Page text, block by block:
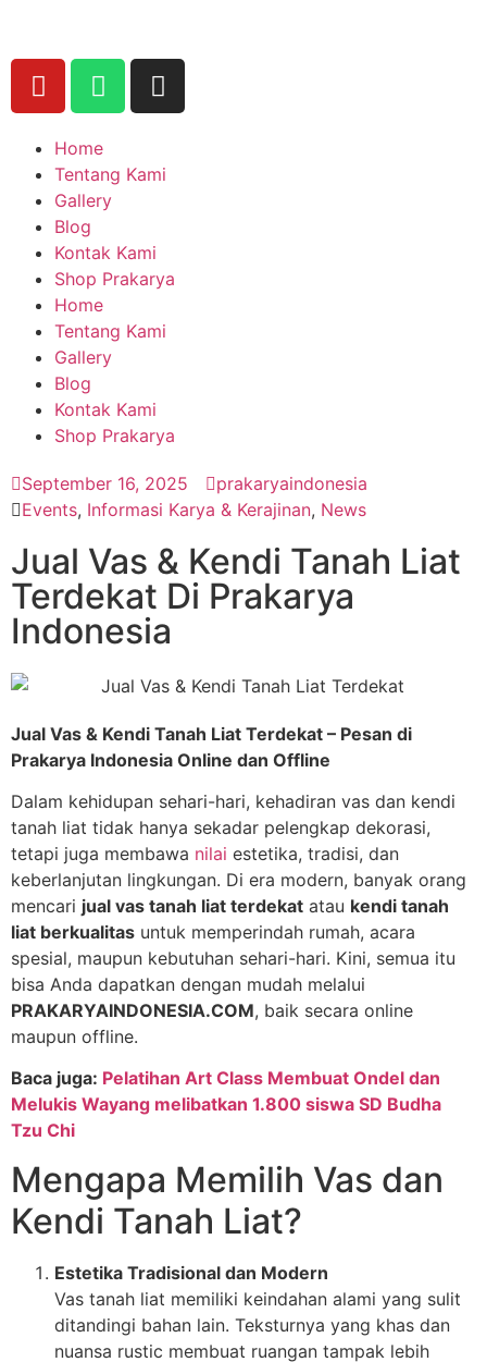
Home
Tentang Kami
Gallery
Blog
Kontak Kami
Shop Prakarya
Home
Tentang Kami
Gallery
Blog
Kontak Kami
Shop Prakarya
September 16, 2025
prakaryaindonesia
Events, Informasi Karya & Kerajinan, News
Jual Vas & Kendi Tanah Liat
Terdekat Di Prakarya
Indonesia
Jual Vas & Kendi Tanah Liat Terdekat – Pesan di
Prakarya Indonesia Online dan Offline
Dalam kehidupan sehari-hari, kehadiran vas dan kendi
tanah liat tidak hanya sekadar pelengkap dekorasi,
tetapi juga membawa nilai estetika, tradisi, dan
keberlanjutan lingkungan. Di era modern, banyak orang
mencari jual vas tanah liat terdekat atau kendi tanah
liat berkualitas untuk memperindah rumah, acara
spesial, maupun kebutuhan sehari-hari. Kini, semua itu
bisa Anda dapatkan dengan mudah melalui
PRAKARYAINDONESIA.COM, baik secara online
maupun offline.
Baca juga: Pelatihan Art Class Membuat Ondel dan
Melukis Wayang melibatkan 1.800 siswa SD Budha
Tzu Chi
Mengapa Memilih Vas dan
Kendi Tanah Liat?
Estetika Tradisional dan Modern
Vas tanah liat memiliki keindahan alami yang sulit
ditandingi bahan lain. Teksturnya yang khas dan
nuansa rustic membuat ruangan tampak lebih